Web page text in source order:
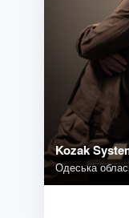
Kozak
Одеська